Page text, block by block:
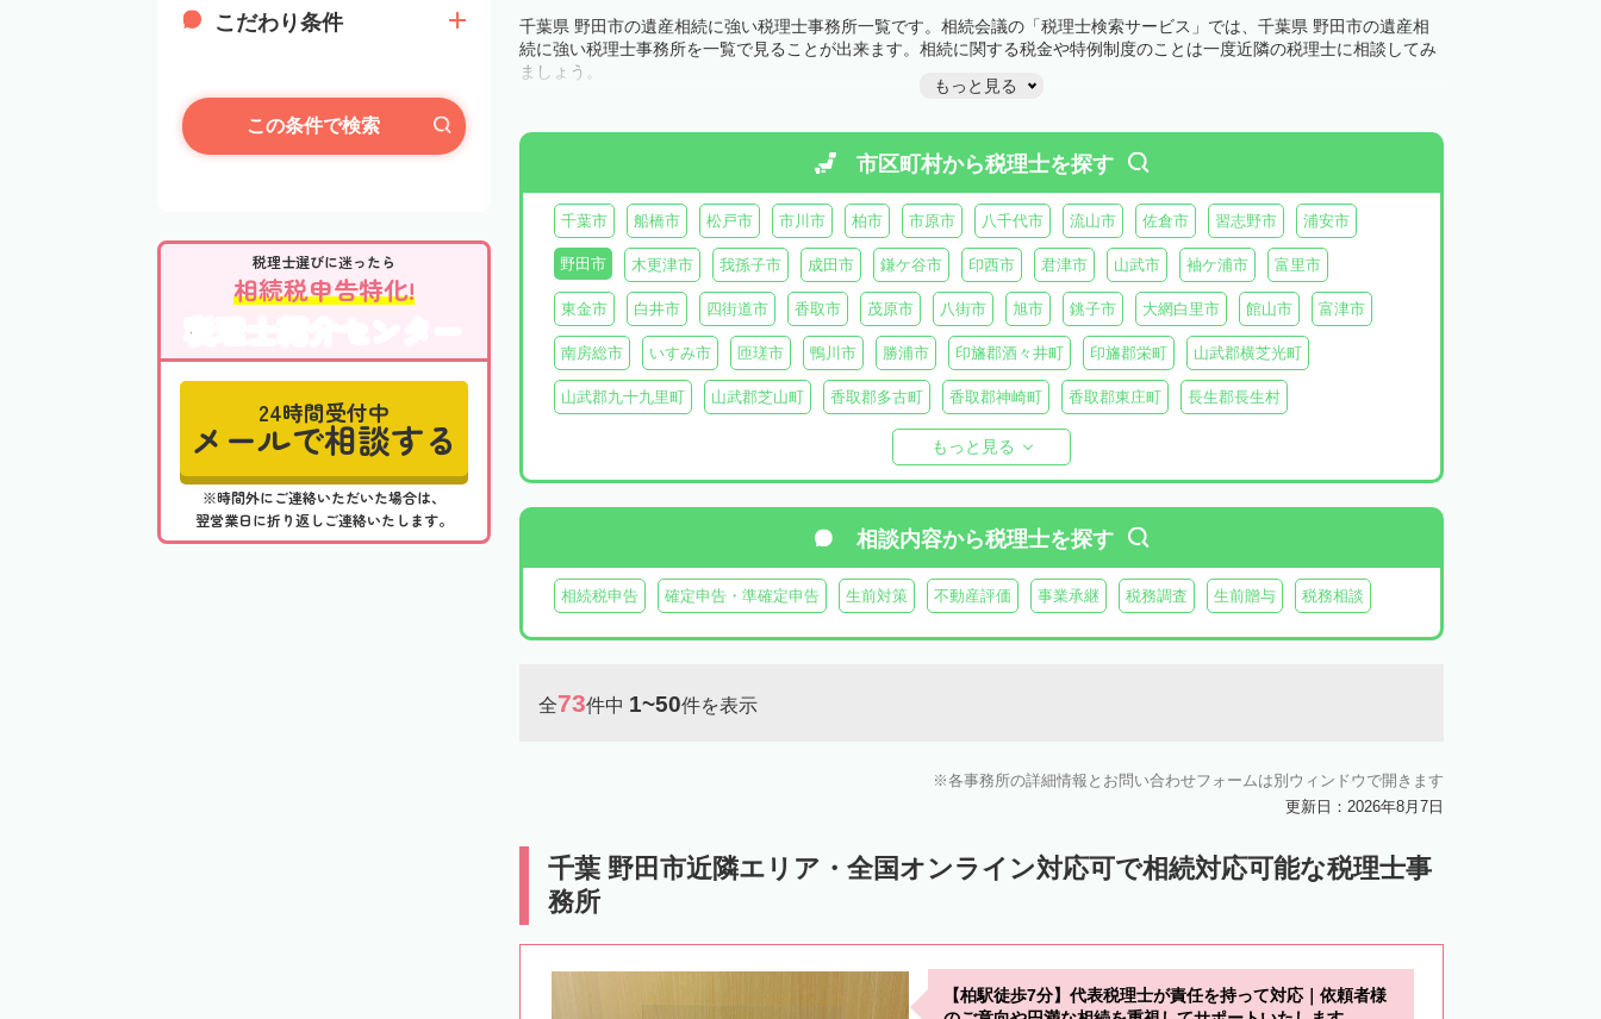
こだわり条件
この条件で検索
税理士選びに迷ったら
相続税申告特化!
税理士紹介センター
24時間受付中
メールで相談する
※時間外にご連絡いただいた場合は、
翌営業日に折り返しご連絡いたします。
千葉県 野田市の遺産相続に強い税理士事務所一覧です。相続会議の「税理士検索サービス」では、千葉県 野田市の遺産相
続に強い税理士事務所を一覧で見ることが出来ます。相続に関する税金や特例制度のことは一度近隣の税理士に相談してみ
ましょう。
もっと見る
市区町村から税理士を探す
千葉市 船橋市 松戸市 市川市 柏市 市原市 八千代市 流山市 佐倉市 習志野市 浦安市
野田市 木更津市 我孫子市 成田市 鎌ケ谷市 印西市 君津市 山武市 袖ケ浦市 富里市
東金市 白井市 四街道市 香取市 茂原市 八街市 旭市 銚子市 大網白里市 館山市 富津市
南房総市 いすみ市 匝瑳市 鴨川市 勝浦市 印旛郡酒々井町 印旛郡栄町 山武郡横芝光町
山武郡九十九里町 山武郡芝山町 香取郡多古町 香取郡神崎町 香取郡東庄町 長生郡長生村
長生郡睦沢町
安房郡鋸南町
もっと見る
相談内容から税理士を探す
相続税申告 確定申告・準確定申告 生前対策 不動産評価 事業承継 税務調査 生前贈与 税務相談
全73件中 1~50件を表示
各事務所の詳細情報とお問い合わせフォームは別ウィンドウで開きます
更新日：2026年8月7日
千葉 野田市近隣エリア・全国オンライン対応可で相続対応可能な税理士事
務所
【柏駅徒歩7分】代表税理士が責任を持って対応｜依頼者様